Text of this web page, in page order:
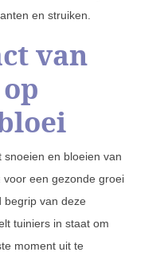
en struiken.
van
snoeien en bloeien van
voor een gezonde groei
begrip van deze
tuiniers in staat om
moment uit te